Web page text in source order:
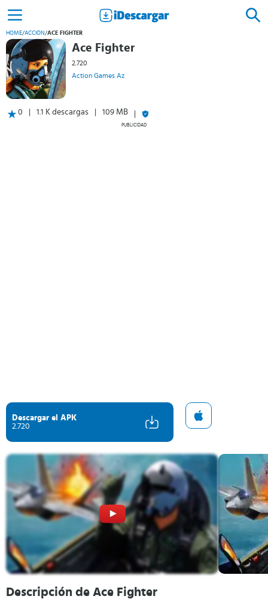
HOME/ACCIÓN/ACE FIGHTER
Ace Fighter
2.720
Action Games Az
0 1.1 K descargas 109 MB
PUBLICIDAD
Descargar el APK
2.720
Descripción de Ace Fighter